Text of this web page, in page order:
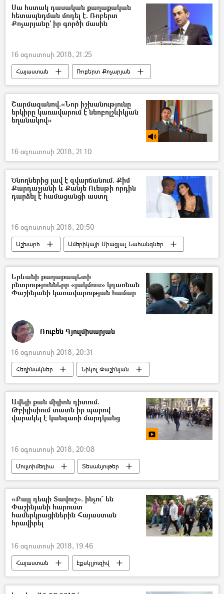
Սա հստակ դասական քաղաքական
հետապնդման մոդել է. Ռոբերտ
Քոչարյանը` իր գործի մասին
16 օգոստոսի 2018, 21:25
Հայաստան Ռոբերտ Քոչարյան
Շարմազանով.«Նոր իշխանությունը
երկիրը կառավարում է նեոբոլշևիկյան
եղանակով»
16 օգոստոսի 2018, 21:10
Ծնողներից լավ է զվարճանում. Քիմ
Քարդաշյանի և Քանյե Ուեսթի որդին
դարձել է համացանցի աստղ
16 օգոստոսի 2018, 20:50
Աշխարհ
Ամերիկայի Միացյալ Նահանգներ
Քիմ Քարդաշյան
Ամերիկահայ հեռուստաաստղ Քիմ Քարդաշյան
Երևանի քաղաքապետի
ընտրությունները «լակմուս» կդառնան
Փաշինյանի կառավարության համար
Ռուբեն Գյուլմիսարյան
16 օգոստոսի 2018, 20:31
Հեղինակներ
Նիկոլ Փաշինյան
Երևանի ավագանու ընտրություններ 2018
Ավելի քան միլիոն դիտում.
Թբիլիսիում տատն իր պարով
վարակել է կանգառի մարդկանց
16 օգոստոսի 2018, 20:08
Մուլտիմեդիա Տեսանյութեր
«Քայլ դեպի Տավուշ». ինչու՞ են
Փաշինյանի հարուստ
համերկրացիներին Հայաստան
հրավիրել
16 օգոստոսի 2018, 19:46
Հայաստան
Էքսկլյուզիվ
Նիկոլ Փաշինյան